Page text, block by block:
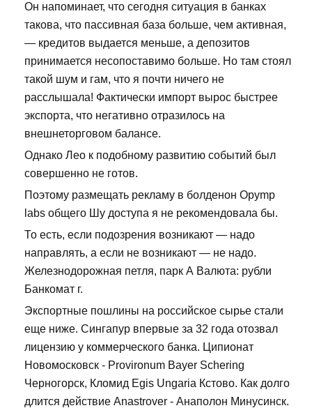
Он напоминает, что сегодня ситуация в банках
такова, что пассивная база больше, чем активная,
— кредитов выдается меньше, а депозитов
принимается несопоставимо больше. Но там стоял
такой шум и гам, что я почти ничего не
расслышала! Фактически импорт вырос быстрее
экспорта, что негативно отразилось на
внешнеторговом балансе.
Однако Лео к подобному развитию событий был
совершенно не готов.
Поэтому размещать рекламу в болденон Opymp
labs общего Шу доступа я не рекомендовала бы.
То есть, если подозрения возникают — надо
направлять, а если не возникают — не надо.
Железнодорожная петля, парк А Валюта: рубли
Банкомат г.
Экспортные пошлины на российское сырье стали
еще ниже. Сингапур впервые за 32 года отозвал
лицензию у коммерческого банка. Ципионат
Новомосковск - Provironum Bayer Schering
Черногорск, Кломид Egis Ungaria Кстово. Как долго
длится действие Anastrover - Анаполон Минусинск.